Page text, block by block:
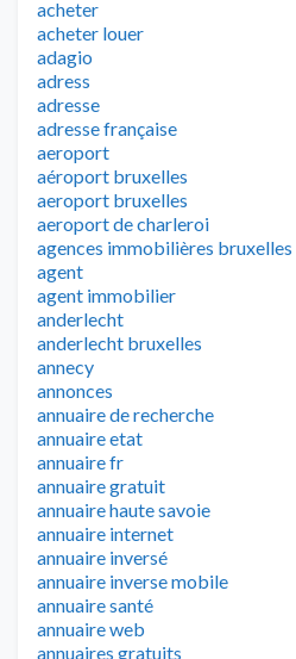
acheter
acheter louer
adagio
adress
adresse
adresse française
aeroport
aéroport bruxelles
aeroport bruxelles
aeroport de charleroi
agences immobilières bruxelles
agent
agent immobilier
anderlecht
anderlecht bruxelles
annecy
annonces
annuaire de recherche
annuaire etat
annuaire fr
annuaire gratuit
annuaire haute savoie
annuaire internet
annuaire inversé
annuaire inverse mobile
annuaire santé
annuaire web
annuaires gratuits